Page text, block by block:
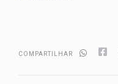
COMPARTILHAR